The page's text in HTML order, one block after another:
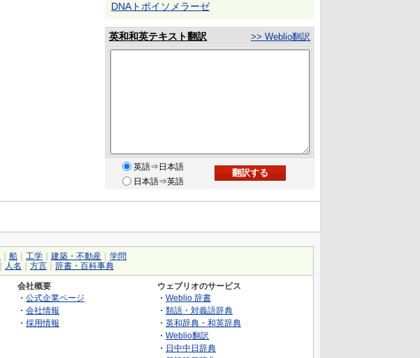
DNAトポイソメラーゼ
英和和英テキスト翻訳 >> Weblio翻訳
英語⇒日本語
日本語⇒英語
船 工学 建築・不動産
学問
人名 方言 辞書・百科事典
会社概要
・ 公式企業ページ
・ 会社情報
・ 採用情報
ウェブリオのサービス
・ Weblio 辞書
・ 類語・対義語辞典
・ 英和辞典・和英辞典
・ Weblio翻訳
・ 日中中日辞典